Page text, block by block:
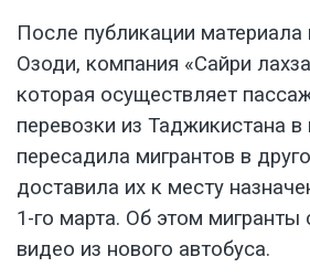
После публикации материала
Озоди, компания «Сайри
которая осуществляет
перевозки из Таджикистана в
пересадила мигрантов в
доставила их к месту
1-го марта. Об этом
видео из нового автобуса.